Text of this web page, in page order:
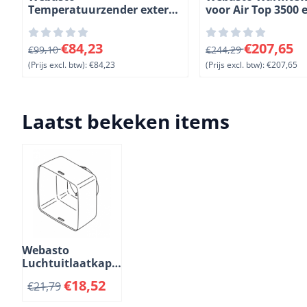
Temperatuurzender extern.
Van 99,10 voor 84,23, exclusief btw: 84,23
€99,10€84,23
(Prijs excl. btw):€84,23
voor Air Top 3500
Van 244,29 voor
€244,29€207,65
(Prijs excl. btw):€207,65
Laatst bekeken items
Webasto
Luchtuitlaatkap
kachels. Ì÷ 90
€21,79€18,52